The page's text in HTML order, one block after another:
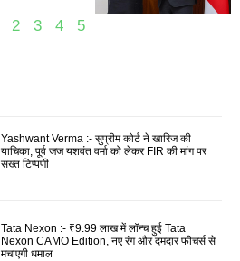
2 3 4 5
Yashwant Verma :- सुप्रीम कोर्ट ने खारिज की
याचिका, पूर्व जज यशवंत वर्मा को लेकर FIR की मांग पर
सख्त टिप्पणी
Tata Nexon :- ₹9.99 लाख में लॉन्च हुई Tata
Nexon CAMO Edition, नए रंग और दमदार फीचर्स से
मचाएगी धमाल